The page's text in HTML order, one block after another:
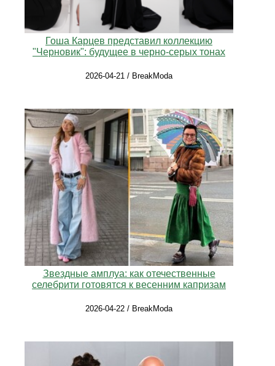
Гоша Карцев представил коллекцию
"Черновик": будущее в черно-серых тонах
2026-04-21 / BreakModa
Звездные амплуа: как отечественные
селебрити готовятся к весенним капризам
2026-04-22 / BreakModa